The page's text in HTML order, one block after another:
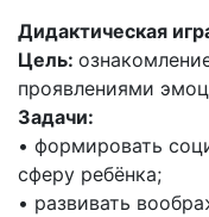
Дидактическая
Цель:
проявлениями
Задачи:
• формировать
сферу ребёнка;
• развивать